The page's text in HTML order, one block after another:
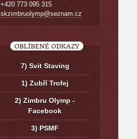
+420 773 095 315
skzimbruolymp@seznam.cz
OBLÍBENÉ ODKAZY
7) Svit Staving
1) Zubří Trofej
2) Zimbru Olymp -
Facebook
3) PSMF